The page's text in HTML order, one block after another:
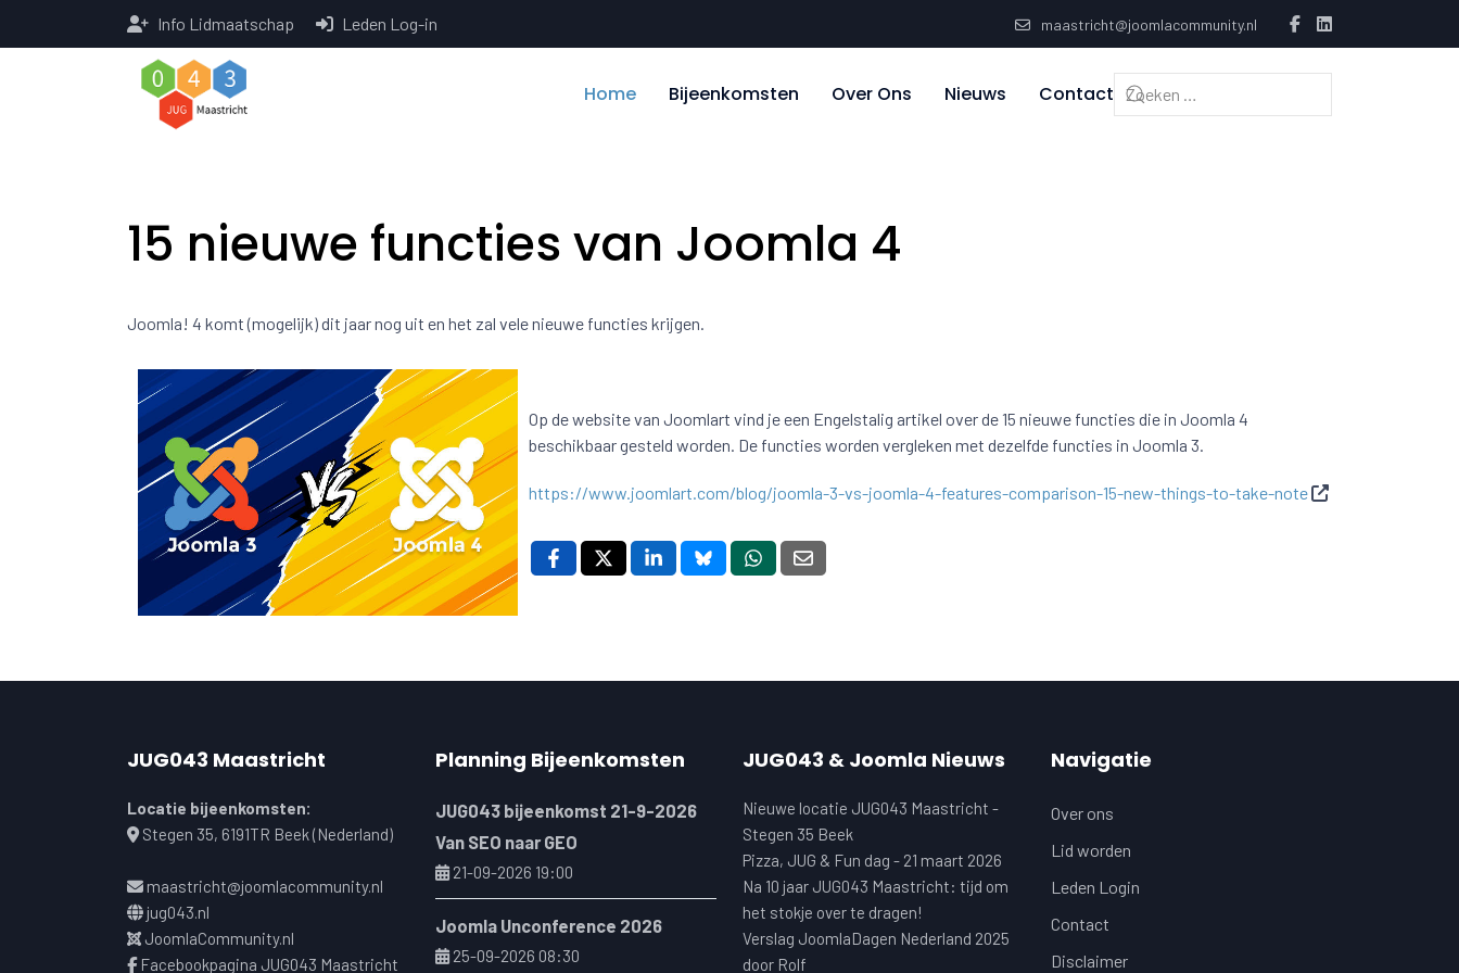
Info Lidmaatschap Leden Log-in maastricht@joomlacommunity.nl
Home Bijeenkomsten Over Ons Nieuws Contact
15 nieuwe functies van Joomla 4
Joomla! 4 komt (mogelijk) dit jaar nog uit en het zal vele nieuwe functies krijgen.
Op de website van Joomlart vind je een Engelstalig artikel over de 15 nieuwe functies die in Joomla 4
beschikbaar gesteld worden. De functies worden vergleken met dezelfde functies in Joomla 3.
https://www.joomlart.com/blog/joomla-3-vs-joomla-4-features-comparison-15-new-things-to-take-note
JUG043 Maastricht
Locatie bijeenkomsten:
Stegen 35, 6191TR Beek (Nederland)
maastricht@joomlacommunity.nl
jug043.nl
JoomlaCommunity.nl
Facebookpagina JUG043 Maastricht
Planning Bijeenkomsten
JUG043 bijeenkomst 21-9-2026
Van SEO naar GEO
21-09-2026 19:00
Joomla Unconference 2026
25-09-2026 08:30
JUG043 & Joomla Nieuws
Nieuwe locatie JUG043 Maastricht -
Stegen 35 Beek
Pizza, JUG & Fun dag - 21 maart 2026
Na 10 jaar JUG043 Maastricht: tijd om
het stokje over te dragen!
Verslag JoomlaDagen Nederland 2025
door Rolf
Navigatie
Over ons
Lid worden
Leden Login
Contact
Disclaimer